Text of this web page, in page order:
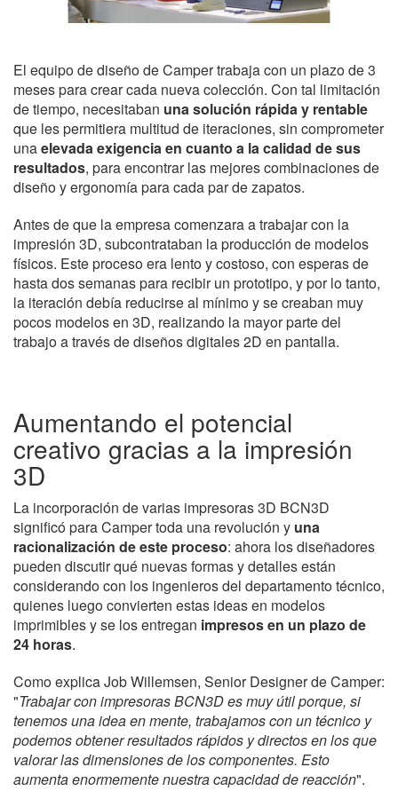
El equipo de diseño de Camper trabaja con un plazo de 3
meses para crear cada nueva colección. Con tal limitación
de tiempo, necesitaban una solución rápida y rentable
que les permitiera multitud de iteraciones, sin comprometer
unaelevada exigencia en cuanto a la calidad de sus
resultados, para encontrar las mejores combinaciones de
diseño y ergonomía para cada par de zapatos.
Antes de que la empresa comenzara a trabajar con la
impresión 3D, subcontrataban la producción de modelos
físicos. Este proceso era lento y costoso, con esperas de
hasta dos semanas para recibir un prototipo, y por lo tanto,
la iteración debía reducirse al mínimo y se creaban muy
pocos modelos en 3D, realizando la mayor parte del
trabajo a través de diseños digitales 2D en pantalla.
Aumentando el potencial
creativo gracias a la impresión
3D
La incorporación de varias impresoras 3D BCN3D
significó para Camper toda una revolución y una
racionalización de este proceso: ahora los diseñadores
pueden discutir qué nuevas formas y detalles están
considerando con los ingenieros del departamento técnico,
quienes luego convierten estas ideas en modelos
imprimibles y se los entregan impresos en un plazo de
24 horas.
Como explica Job Willemsen, Senior Designer de Camper:
"Trabajar con impresoras BCN3D es muy útil porque, si
tenemos una idea en mente, trabajamos con un técnico y
podemos obtener resultados rápidos y directos en los que
valorar las dimensiones de los componentes. Esto
aumenta enormemente nuestra capacidad de reacción".